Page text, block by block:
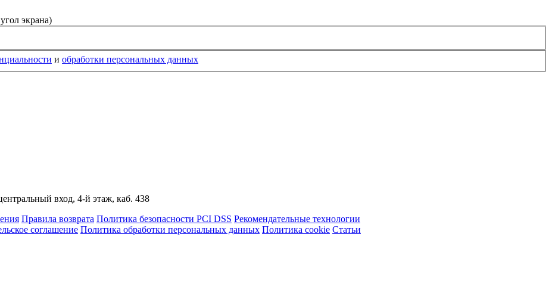
экрана)
и обработки персональных данных
вход, 4-й этаж, каб. 438
Правила возврата Политика безопасности PCI DSS Рекомендательные технологии
соглашение Политика обработки персональных данных Политика cookie Статьи